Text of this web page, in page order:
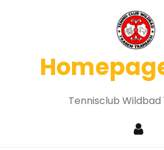
Tennisclub Wildbad